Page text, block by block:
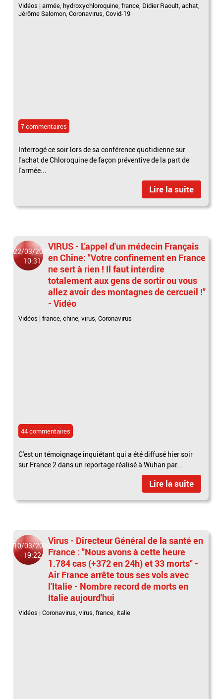
Vidéos |armée, hydroxychloroquine,france, Didier Raoult,achat,
Jérôme Salomon,Coronavirus,Covid-19
7 commentaires
Interrogé ce soir lors de sa conférence quotidienne sur
l'achat de Chloroquine de façon préventive de la part de
l'armée...
Lire la suite
22/03/2020
10:31
VIRUS - L'appel d'un médecin Français
en Chine: "Votre confinement en France
ne sert à rien ! Il faut interdire
totalement aux gens de sortir ou vous
allez avoir des montagnes de cercueil !"
- Vidéo
Vidéos |france,chine,virus,Coronavirus
44 commentaires
C'est un témoignage inquiétant qui a été diffusé hier soir
sur France 2 dans un reportage réalisé à Wuhan par...
Lire la suite
10/03/2020
19:22
Virus - Directeur Général de la santé en
France : "Nous avons à cette heure
1.784 cas (+372 en 24h) et 33 morts" -
Air France arrête tous ses vols avec
l'Italie - Nombre record de morts en
Italie aujourd'hui
Vidéos |Coronavirus,virus,france, italie